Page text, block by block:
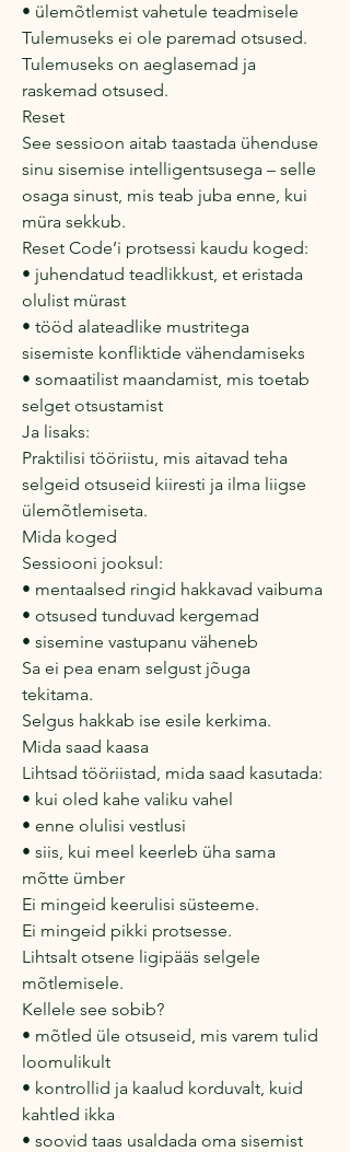
• ülemõtlemist vahetule teadmisele
Tulemuseks ei ole paremad otsused.
Tulemuseks on aeglasemad ja
raskemad otsused.
Reset
See sessioon aitab taastada ühenduse
sinu sisemise intelligentsusega – selle
osaga sinust, mis teab juba enne, kui
müra sekkub.
Reset Code’i protsessi kaudu koged:
• juhendatud teadlikkust, et eristada
olulist mürast
• tööd alateadlike mustritega
sisemiste konfliktide vähendamiseks
• somaatilist maandamist, mis toetab
selget otsustamist
Ja lisaks:
Praktilisi tööriistu, mis aitavad teha
selgeid otsuseid kiiresti ja ilma liigse
ülemõtlemiseta.
Mida koged
Sessiooni jooksul:
• mentaalsed ringid hakkavad vaibuma
• otsused tunduvad kergemad
• sisemine vastupanu väheneb
Sa ei pea enam selgust jõuga
tekitama.
Selgus hakkab ise esile kerkima.
Mida saad kaasa
Lihtsad tööriistad, mida saad kasutada:
• kui oled kahe valiku vahel
• enne olulisi vestlusi
• siis, kui meel keerleb üha sama
mõtte ümber
Ei mingeid keerulisi süsteeme.
Ei mingeid pikki protsesse.
Lihtsalt otsene ligipääs selgele
mõtlemisele.
Kellele see sobib?
• mõtled üle otsuseid, mis varem tulid
loomulikult
• kontrollid ja kaalud korduvalt, kuid
kahtled ikka
• soovid taas usaldada oma sisemist